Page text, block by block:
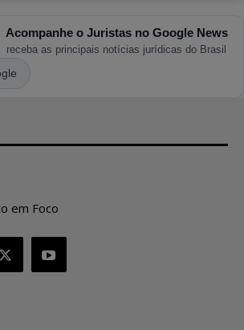
Acompanhe o Juristas no Google News
receba as principais notícias jurídicas do Brasil
em Foco